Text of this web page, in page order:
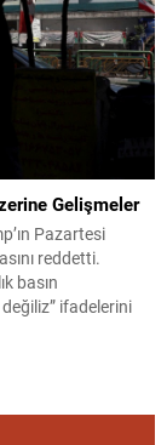
Gelişmeler
Pazartesi
reddetti.
basın
ifadelerini
ile Hürmüz
Hürmüz Boğazı,